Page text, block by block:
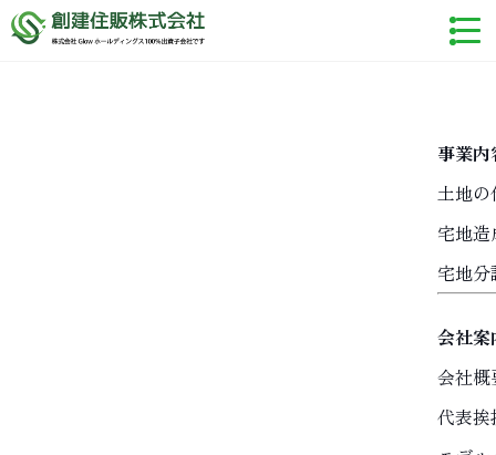
事業内
土地の
宅地造
宅地
会社案
会社概
代表挨